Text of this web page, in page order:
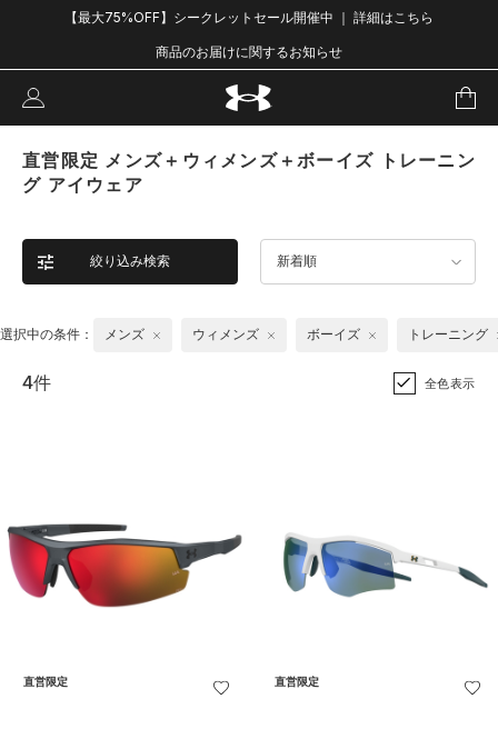
【最大75%OFF】シークレットセール開催中 ｜ 詳細はこちら
商品のお届けに関するお知らせ
直営限定 メンズ＋ウィメンズ＋ボーイズ トレーニン
グ アイウェア
絞り込み検索 新着順
選択中の条件： メンズ ウィメンズ ボーイズ トレーニング
4件 全色表示
直営限定 直営限定